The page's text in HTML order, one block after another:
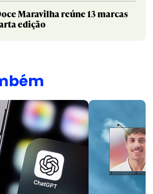
Maravilha reúne 13 marcas
edição